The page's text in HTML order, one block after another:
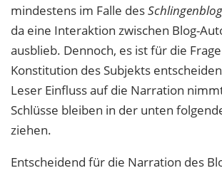
mindestens im Falle des
da eine Interaktion zwischen Blog-
ausblieb. Dennoch, es ist für die
Konstitution des Subjekts
Leser Einfluss auf die Narration
Schlüsse bleiben in der unten
ziehen.
Entscheidend für die Narration des